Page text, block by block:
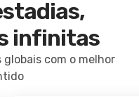
infinitas
com o melhor